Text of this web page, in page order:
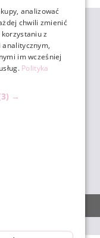
analizować
chwili zmienić
z
im wcześniej
Polityka
→